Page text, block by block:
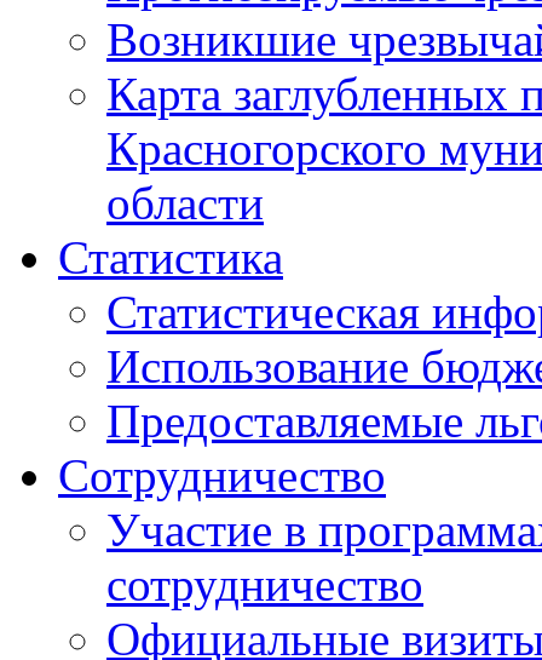
Возникшие
Карта
Красногорского
области
Статистика
Статистическая
Использование
Предоставляемые
Сотрудничество
Участие в
сотрудничество
Официальные